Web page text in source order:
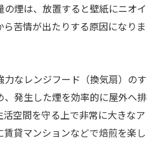
の煙は、放置すると壁紙にニオイ
苦情が出たりする原因になりま
力なレンジフード（換気扇）のす
、発生した煙を効率的に屋外へ排
空間を守る上で非常に大きなア
賃貸マンションなどで焙煎を楽し